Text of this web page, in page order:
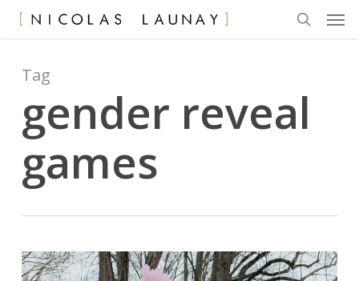
content
Tag
gender reveal
games